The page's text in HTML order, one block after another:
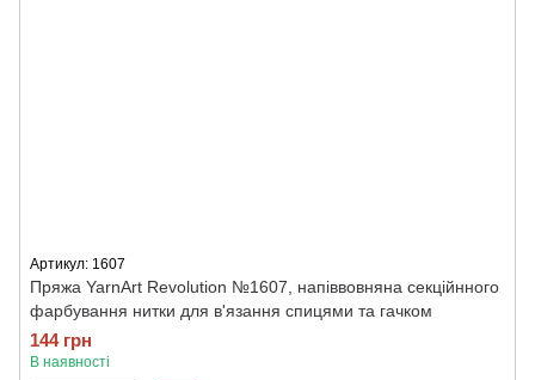
Артикул: 1607
Пряжа YarnArt Revolution №1607, напіввовняна секційнного
фарбування нитки для в'язання спицями та гачком
144 грн
В наявності